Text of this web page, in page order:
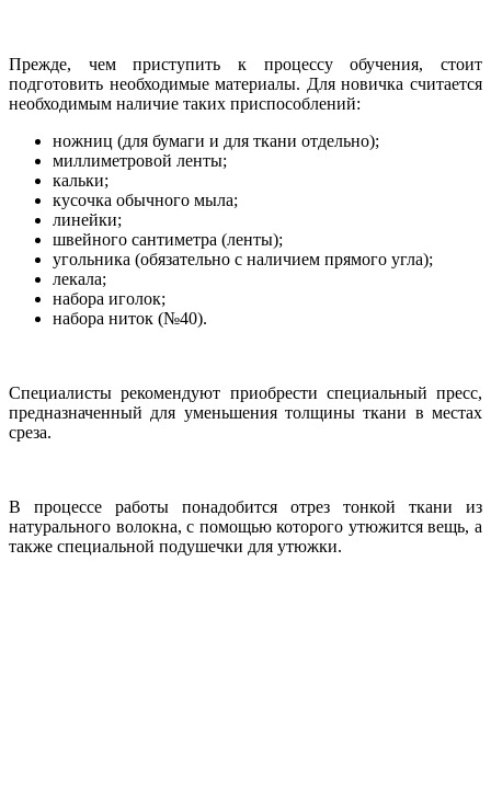
Прежде, чем приступить к процессу обучения, стоит
подготовить необходимые материалы. Для новичка считается
необходимым наличие таких приспособлений:
ножниц (для бумаги и для ткани отдельно);
миллиметровой ленты;
кальки;
кусочка обычного мыла;
линейки;
швейного сантиметра (ленты);
угольника (обязательно с наличием прямого угла);
лекала;
набора иголок;
набора ниток (№40).
Специалисты рекомендуют приобрести специальный пресс,
предназначенный для уменьшения толщины ткани в местах
среза.
В процессе работы понадобится отрез тонкой ткани из
натурального волокна, с помощью которого утюжится вещь, а
также специальной подушечки для утюжки.